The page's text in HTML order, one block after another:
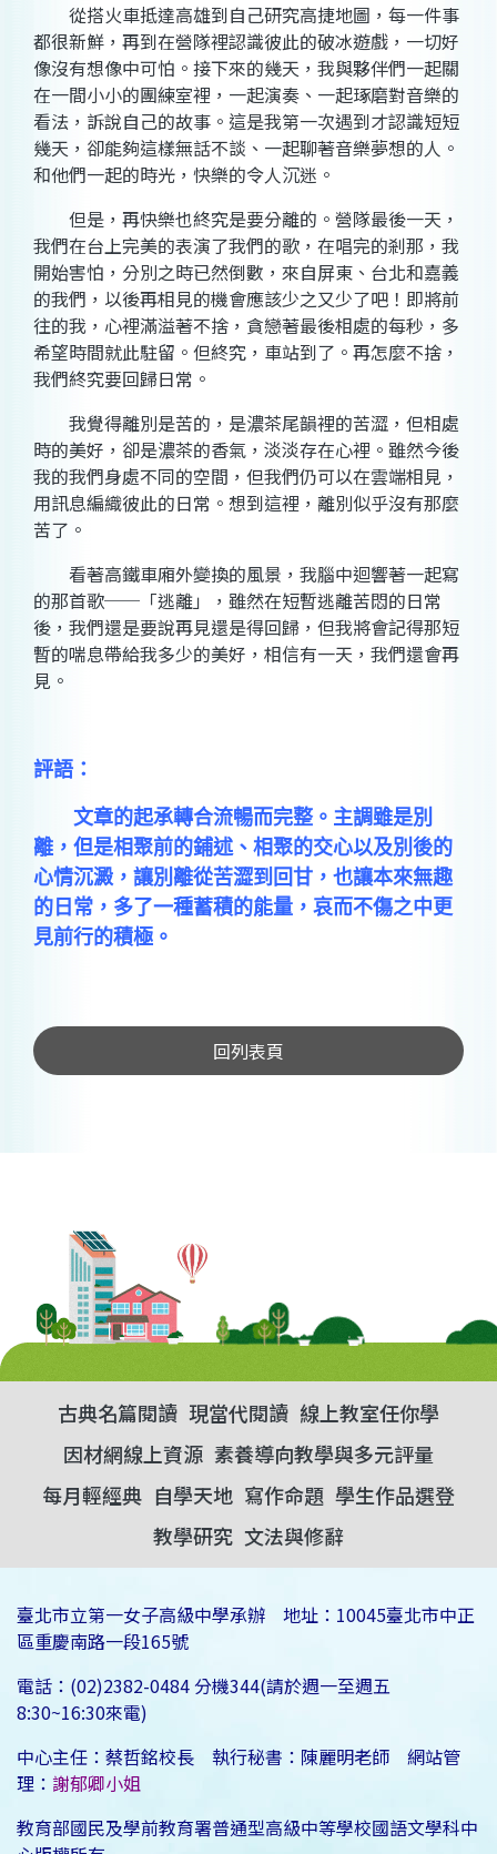
從搭火車抵達高雄到自己研究高捷地圖，每一件事
都很新鮮，再到在營隊裡認識彼此的破冰遊戲，一切好
像沒有想像中可怕。接下來的幾天，我與夥伴們一起關
在一間小小的團練室裡，一起演奏、一起琢磨對音樂的
看法，訴說自己的故事。這是我第一次遇到才認識短短
幾天，卻能夠這樣無話不談、一起聊著音樂夢想的人。
和他們一起的時光，快樂的令人沉迷。
但是，再快樂也終究是要分離的。營隊最後一天，
我們在台上完美的表演了我們的歌，在唱完的剎那，我
開始害怕，分別之時已然倒數，來自屏東、台北和嘉義
的我們，以後再相見的機會應該少之又少了吧！即將前
往的我，心裡滿溢著不捨，貪戀著最後相處的每秒，多
希望時間就此駐留。但終究，車站到了。再怎麼不捨，
我們終究要回歸日常。
我覺得離別是苦的，是濃茶尾韻裡的苦澀，但相處
時的美好，卻是濃茶的香氣，淡淡存在心裡。雖然今後
我的我們身處不同的空間，但我們仍可以在雲端相見，
用訊息編織彼此的日常。想到這裡，離別似乎沒有那麼
苦了。
看著高鐵車廂外變換的風景，我腦中迴響著一起寫
的那首歌──「逃離」，雖然在短暫逃離苦悶的日常
後，我們還是要說再見還是得回歸，但我將會記得那短
暫的喘息帶給我多少的美好，相信有一天，我們還會再
見。
評語：
文章的起承轉合流暢而完整。主調雖是別
離，但是相聚前的鋪述、相聚的交心以及別後的
心情沉澱，讓別離從苦澀到回甘，也讓本來無趣
的日常，多了一種蓄積的能量，哀而不傷之中更
見前行的積極。
回列表頁
古典名篇閱讀 現當代閱讀 線上教室任你學
因材網線上資源 素養導向教學與多元評量
每月輕經典 自學天地 寫作命題 學生作品選登
教學研究 文法與修辭
臺北市立第一女子高級中學承辦 地址：10045臺北市中正
區重慶南路一段165號
電話：(02)2382-0484 分機344(請於週一至週五
8:30~16:30來電)
中心主任：蔡哲銘校長 執行秘書：陳麗明老師 網站管
理： 謝郁卿小姐
教育部國民及學前教育署普通型高級中等學校國語文學科中